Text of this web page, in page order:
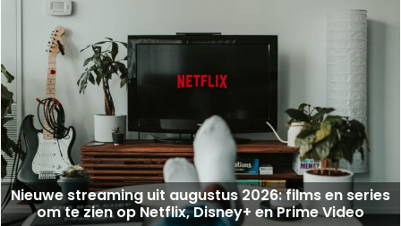
Nieuwe streaming uit augustus 2026: films en series
om te zien op Netflix, Disney+ en Prime Video